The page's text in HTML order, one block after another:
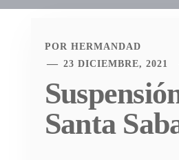
POR HERMANDAD
23 DICIEMBRE, 2021
Santa